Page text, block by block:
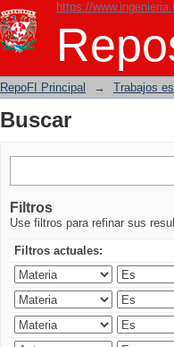
https://
Buscar
RepoFI Principal → Trabajos
Buscar
Filtros
Use filtros para refinar sus
Filtros actuales: